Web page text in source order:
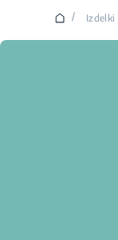
/ Izdelki